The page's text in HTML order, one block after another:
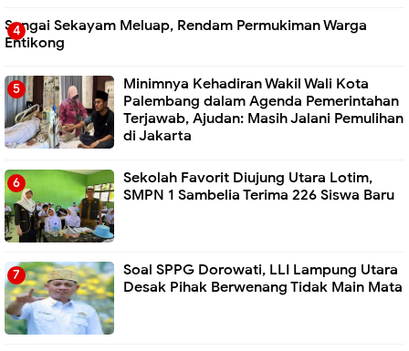
Sungai Sekayam Meluap, Rendam Permukiman Warga
Entikong
Minimnya Kehadiran Wakil Wali Kota
Palembang dalam Agenda Pemerintahan
Terjawab, Ajudan: Masih Jalani Pemulihan
di Jakarta
Sekolah Favorit Diujung Utara Lotim,
SMPN 1 Sambelia Terima 226 Siswa Baru ‎
Soal SPPG Dorowati, LLI Lampung Utara
Desak Pihak Berwenang Tidak Main Mata